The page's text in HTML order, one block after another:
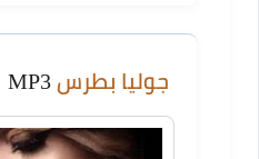
جوليا بطرس